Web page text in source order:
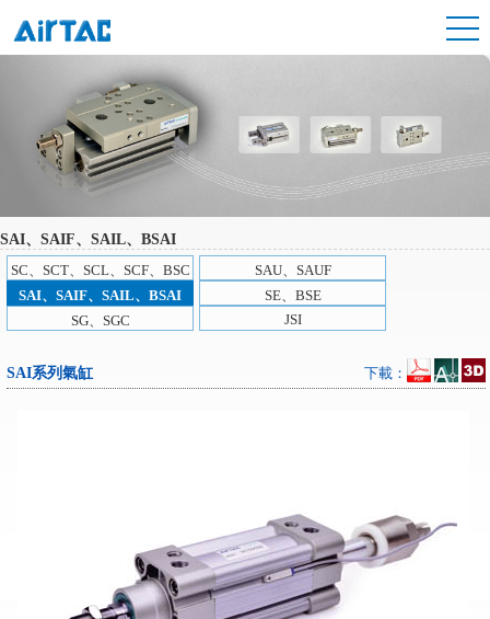
SAI、SAIF、SAIL、BSAI
SC、SCT、SCL、SCF、BSC
SAU、SAUF
SAI、SAIF、SAIL、BSAI
SE、BSE
SG、SGC
JSI
SAI系列氣缸 下載：